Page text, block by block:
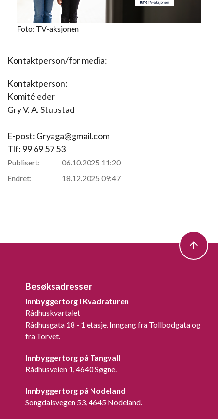
Foto: TV-aksjonen
Kontaktperson/for media:
Kontaktperson:
Komitéleder
Gry V. A. Stubstad
E-post: Gryaga@gmail.com
Tlf: 99 69 57 53
Publisert:
06.10.2025 11:20
Endret:
18.12.2025 09:47
Besøksadresser
Innbyggertorg i Kvadraturen
Rådhuskvartalet
Rådhusgata 18 - 1 etasje. Inngang fra Tollbodgata og
fra Torvet.
Innbyggertorg på Tangvall
Rådhusveien 1, 4640 Søgne.
Innbyggertorg på Nodeland
Songdalsvegen 53, 4645 Nodeland.